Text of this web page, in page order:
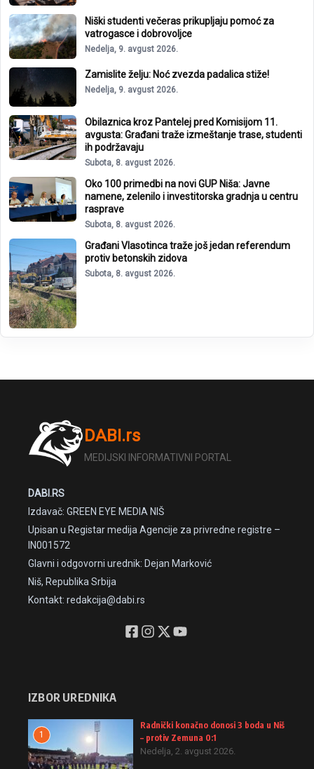
Niški studenti večeras prikupljaju pomoć za
vatrogasce i dobrovoljce
Nedelja, 9. avgust 2026.
Zamislite želju: Noć zvezda padalica stiže!
Nedelja, 9. avgust 2026.
Obilaznica kroz Pantelej pred Komisijom 11.
avgusta: Građani traže izmeštanje trase, studenti
ih podržavaju
Subota, 8. avgust 2026.
Oko 100 primedbi na novi GUP Niša: Javne
namene, zelenilo i investitorska gradnja u centru
rasprave
Subota, 8. avgust 2026.
Građani Vlasotinca traže još jedan referendum
protiv betonskih zidova
Subota, 8. avgust 2026.
DABI.rs
MEDIJSKI INFORMATIVNI PORTAL
DABI.RS
Izdavač: GREEN EYE MEDIA NIŠ
Upisan u Registar medija Agencije za privredne registre –
IN001572
Glavni i odgovorni urednik: Dejan Marković
Niš, Republika Srbija
Kontakt: redakcija@dabi.rs
IZBOR UREDNIKA
1
Radnički konačno donosi 3 boda u Niš
– protiv Zemuna 0:1
Nedelja, 2. avgust 2026.